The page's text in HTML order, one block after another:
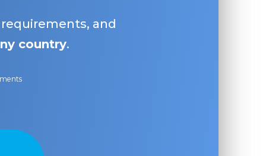
and
country.